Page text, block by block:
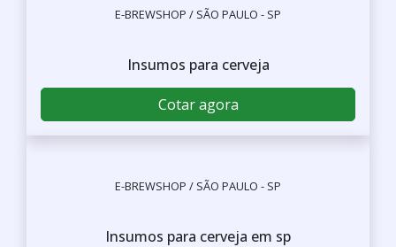
Maquina de fazer cerveja
Cotar agora